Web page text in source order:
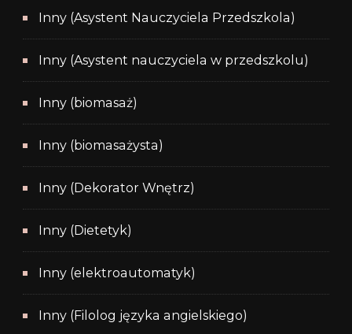
Inny (Asystent Nauczyciela Przedszkola)
Inny (Asystent nauczyciela w przedszkolu)
Inny (biomasaż)
Inny (biomasażysta)
Inny (Dekorator Wnętrz)
Inny (Dietetyk)
Inny (elektroautomatyk)
Inny (Filolog języka angielskiego)